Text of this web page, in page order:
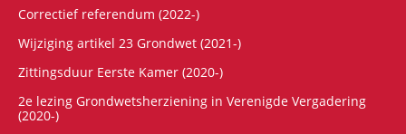
Correctief referendum (2022-)
Wijziging artikel 23 Grondwet (2021-)
Zittingsduur Eerste Kamer (2020-)
2e lezing Grondwetsherziening in Verenigde Vergadering
(2020-)